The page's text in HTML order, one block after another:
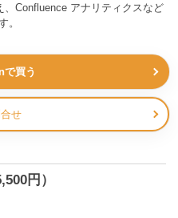
Confluence アナリティクスなど
。
で買う
せ
円）